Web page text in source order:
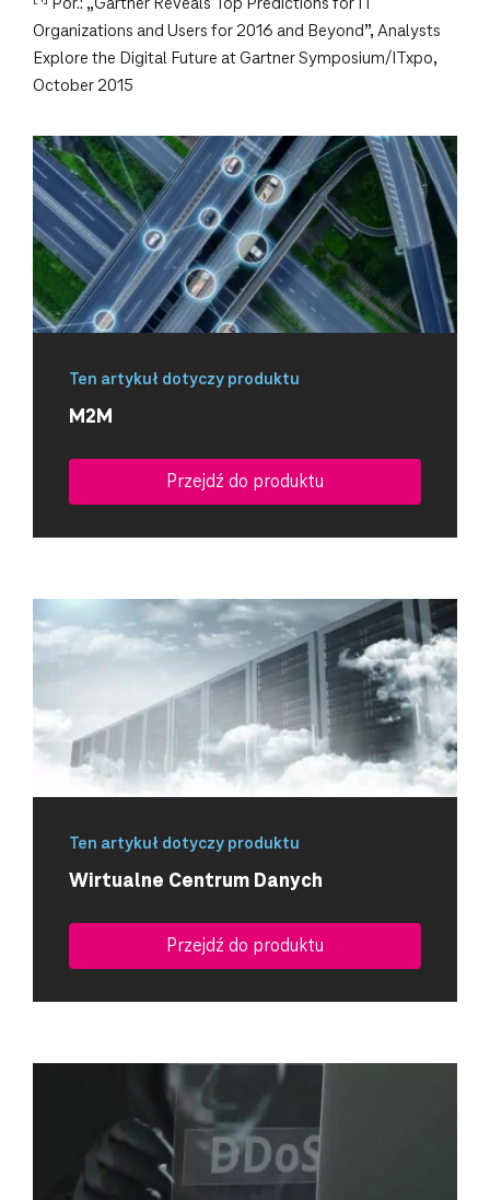
Por.: „Gartner Reveals Top Predictions for IT
Organizations and Users for 2016 and Beyond”, Analysts
Explore the Digital Future at Gartner Symposium/ITxpo,
October 2015
Ten artykuł dotyczy produktu
M2M
Przejdź do produktu
Ten artykuł dotyczy produktu
Wirtualne Centrum Danych
Przejdź do produktu